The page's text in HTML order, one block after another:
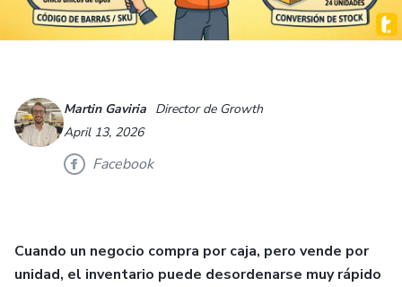
Martin Gaviria Director de Growth
April 13, 2026
Facebook
Cuando un negocio compra por caja, pero vende por
unidad, el inventario puede desordenarse muy rápido